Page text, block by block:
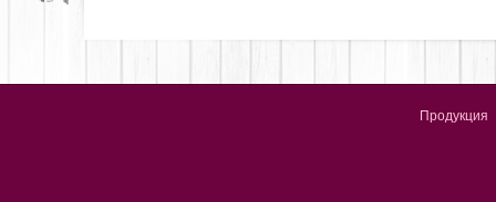
Продукция